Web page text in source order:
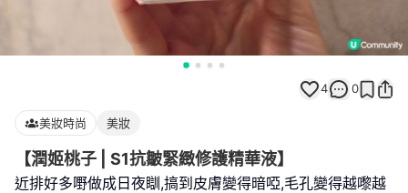
4 0
美妝時尚 美妝
【潤姬桃子 | S1抗皺緊緻修護精華液】
近排好多嘢做成日夜瞓,搞到皮膚變得暗啞,毛孔變得越嚟越